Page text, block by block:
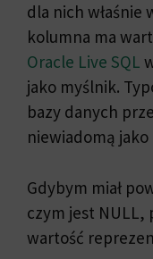
dla nich właśnie
kolumna ma
Oracle Live SQL
jako myślnik.
bazy danych
niewiadomą
Gdybym miał
czym jest NULL,
wartość